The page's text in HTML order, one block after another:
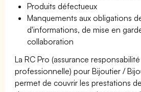
Produits défectueux
Manquements aux obligations
d'informations, de mise en
collaboration
La RC Pro (assurance
professionnelle) pour Bijoutier /
permet de couvrir les prestations